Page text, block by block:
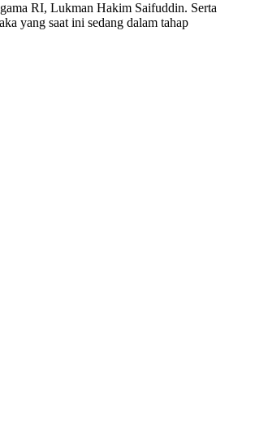
RI, Lukman Hakim Saifuddin. Serta
yang saat ini sedang dalam tahap